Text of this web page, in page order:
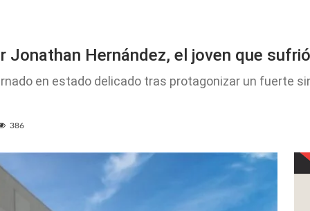
Jonathan Hernández, el joven que
en estado delicado tras protagonizar un fuerte
386